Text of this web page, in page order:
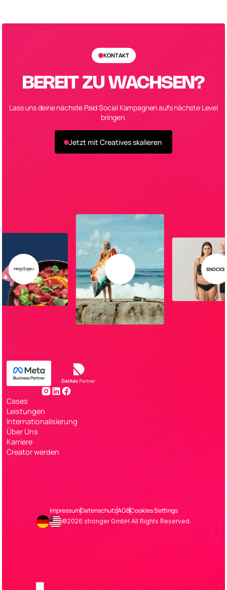
KONTAKT
BEREIT ZU WACHSEN?
Lass uns deine nächste Paid Social Kampagnen aufs nächste Level
bringen.
Jetzt mit Creatives skalieren
Cases
Leistungen
Internationalisierung
Über Uns
Karriere
Creator werden
ImpressumDatenschutzAGBCookies Settings
©2026 stronger GmbH All Rights Reserved.